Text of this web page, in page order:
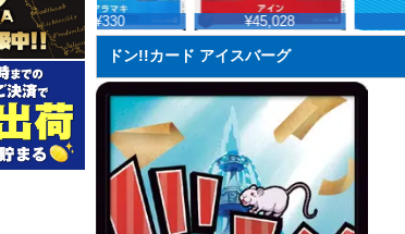
¥330 ¥45,028
ドン!!カード アイスバーグ